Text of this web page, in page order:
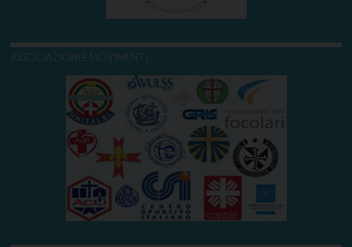
ASSOCIAZIONI E MOVIMENTI